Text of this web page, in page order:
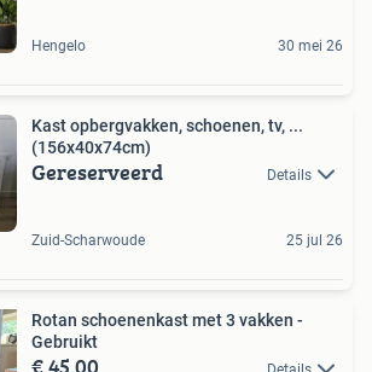
Hengelo 30 mei 26
Kast opbergvakken, schoenen, tv, ...
(156x40x74cm)
Gereserveerd Details
Zuid-Scharwoude 25 jul 26
Rotan schoenenkast met 3 vakken -
Gebruikt